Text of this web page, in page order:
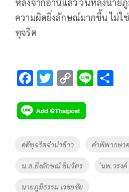
ความผิดยิ่งลักษณ์มากขึ้น ไม่ใ
ทุจริต
F
e
b
o
o
k
T
tt
er
C
p
y
Li
n
k
Li
Tags
คดีทุจริตจำนำข้าว คำพิพากษา
น.ส.ยิ่งลักษณ์ ชินวัตร นพ.วรงค์
นายภูมิธรรม เวชยชัย